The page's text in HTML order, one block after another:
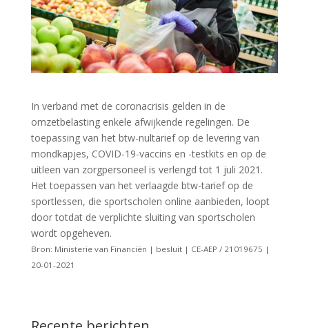
In verband met de coronacrisis gelden in de
omzetbelasting enkele afwijkende regelingen. De
toepassing van het btw-nultarief op de levering van
mondkapjes, COVID-19-vaccins en -testkits en op de
uitleen van zorgpersoneel is verlengd tot 1 juli 2021.
Het toepassen van het verlaagde btw-tarief op de
sportlessen, die sportscholen online aanbieden, loopt
door totdat de verplichte sluiting van sportscholen
wordt opgeheven.
Bron: Ministerie van Financiën | besluit | CE-AEP / 21019675 |
20-01-2021